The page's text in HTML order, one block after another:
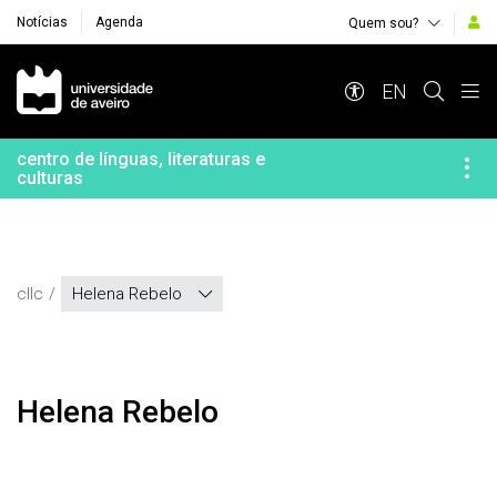
Notícias Agenda Quem sou?
Navegação Principal
EN
centro de línguas, literaturas e
culturas
cllc Helena Rebelo
Helena Rebelo